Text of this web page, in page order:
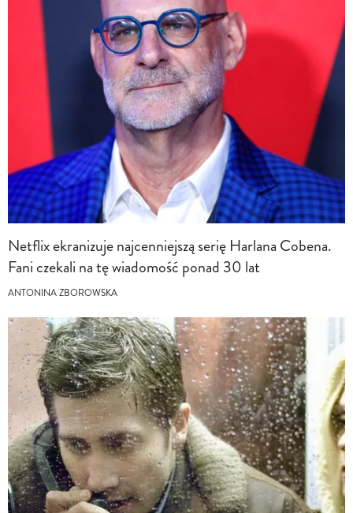
Netflix ekranizuje najcenniejszą serię Harlana Cobena.
Fani czekali na tę wiadomość ponad 30 lat
ANTONINA ZBOROWSKA